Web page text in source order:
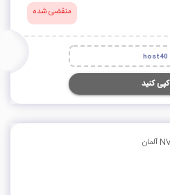
منقضی شده
host40
کپی کنید